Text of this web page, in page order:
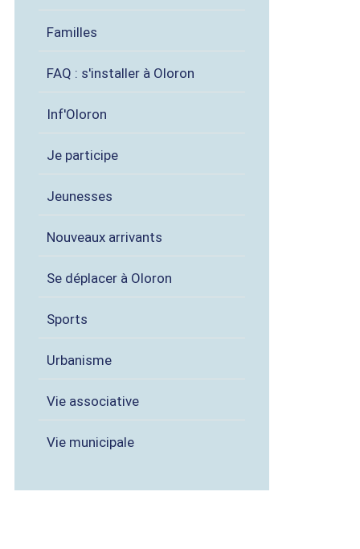
Familles
FAQ : s'installer à Oloron
Inf'Oloron
Je participe
Jeunesses
Nouveaux arrivants
Se déplacer à Oloron
Sports
Urbanisme
Vie associative
Vie municipale